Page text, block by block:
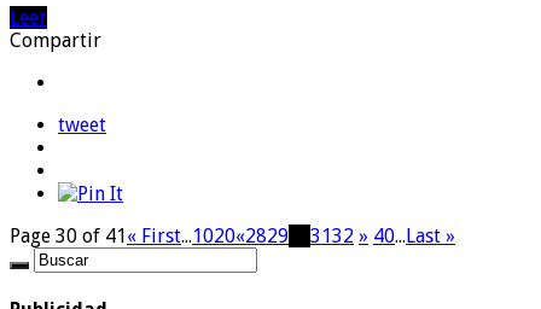
Leer
Compartir
tweet
Page 30 of 41« First...1020«2829 3132 » 40...Last »